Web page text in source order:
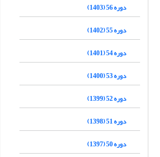
دوره 56 (1403)
دوره 55 (1402)
دوره 54 (1401)
دوره 53 (1400)
دوره 52 (1399)
دوره 51 (1398)
دوره 50 (1397)